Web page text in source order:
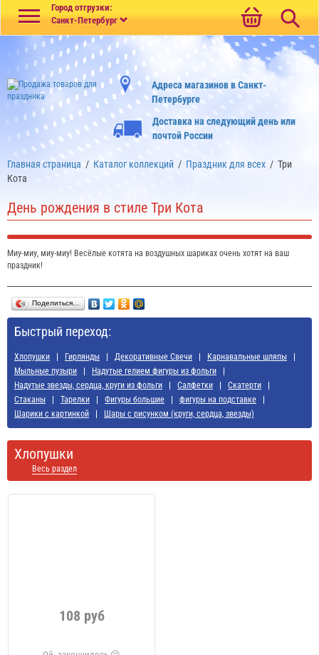
Город отгрузки:
Санкт-Петербург
Адреса магазинов в Санкт-
Петербурге
Доставка на следующий день или
почтой России
Главная страница / Каталог коллекций / Праздник для всех / Три
Кота
День рождения в стиле Три Кота
Миу-миу, миу-миу! Весёлые котята на воздушных шариках очень хотят на ваш
праздник!
Поделиться…
Быстрый переход:
Хлопушки Гирлянды Декоративные Свечи
Карнавальные шляпы
Мыльные пузыри
Надутые гелием фигуры из фольги
Надутые звезды, сердца, круги из фольги
Салфетки
Скатерти
Стаканы
Тарелки Фигуры большие
фигуры на подставке
Шарики с картинкой
Шары с рисунком (круги, сердца, звезды)
Хлопушки
Весь раздел
108 руб